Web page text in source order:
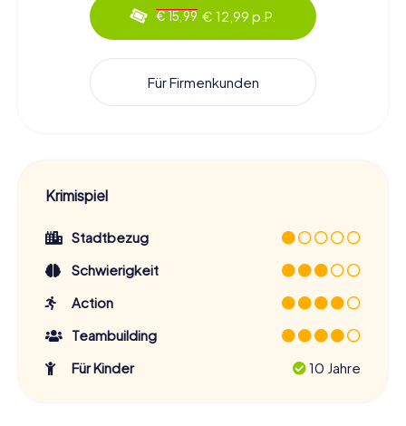
€ 15,99 € 12,99 p.P.
Für Firmenkunden
Krimispiel
Stadtbezug
Schwierigkeit
Action
Teambuilding
Für Kinder
10 Jahre